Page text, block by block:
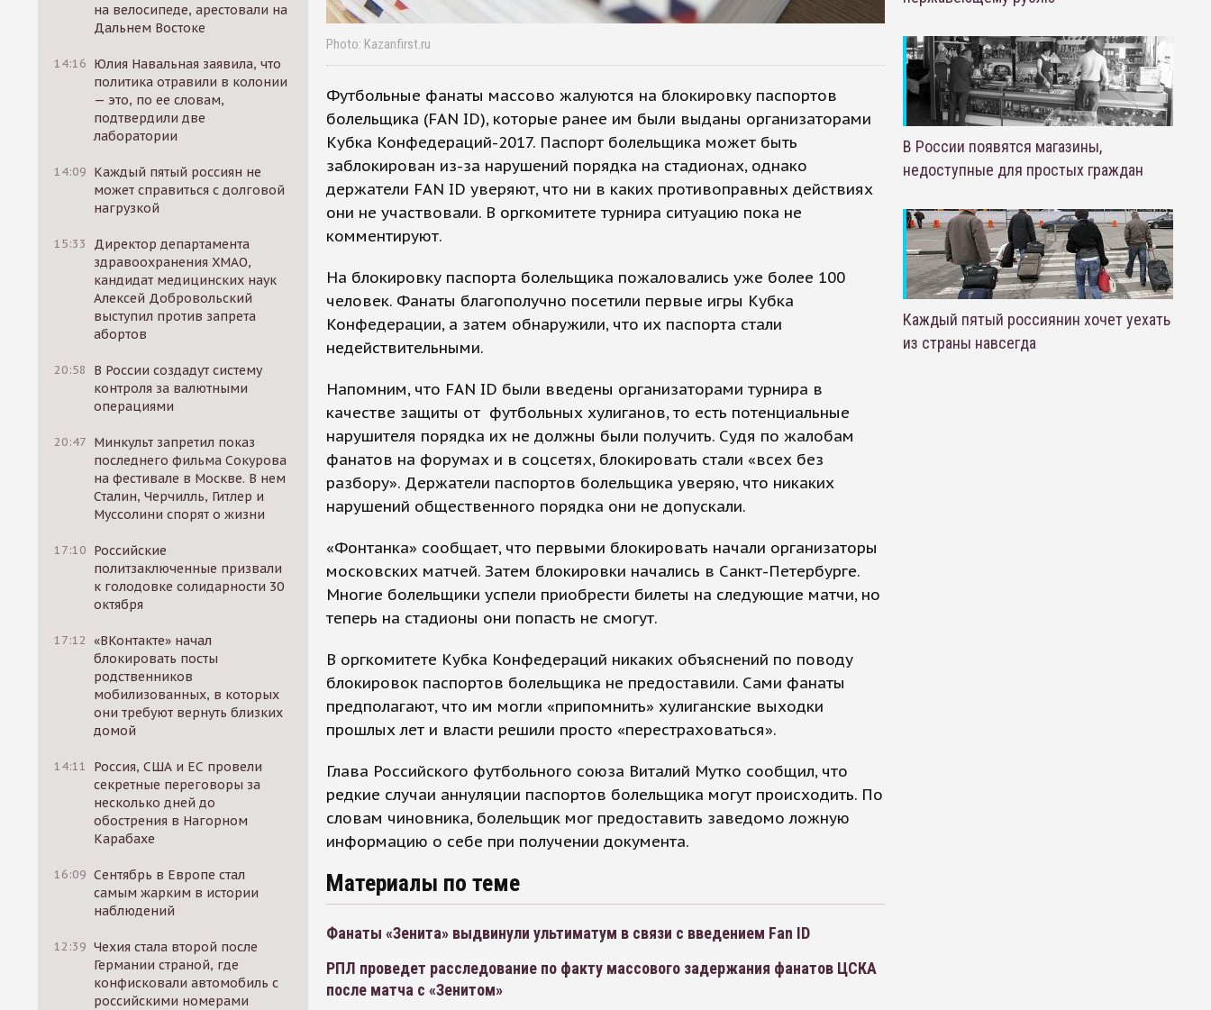
на велосипеде, арестовали на
Дальнем Востоке
14:16 Юлия Навальная заявила, что
политика отравили в колонии
— это, по ее словам,
подтвердили две
лаборатории
14:09 Каждый пятый россиян не
может справиться с долговой
нагрузкой
15:33
Директор департамента
здравоохранения ХМАО,
кандидат медицинских наук
Алексей Добровольский
выступил против запрета
абортов
20:58
В России создадут систему
контроля за валютными
операциями
20:47 Минкульт запретил показ
последнего фильма Сокурова
на фестивале в Москве. В нем
Сталин, Черчилль, Гитлер и
Муссолини спорят о жизни
17:10 Российские
политзаключенные призвали
к голодовке солидарности 30
октября
17:12 «ВКонтакте» начал
блокировать посты
родственников
мобилизованных, в которых
они требуют вернуть близких
домой
14:11
Россия, США и ЕС провели
секретные переговоры за
несколько дней до
обострения в Нагорном
Карабахе
16:09 Сентябрь в Европе стал
самым жарким в истории
наблюдений
12:39 Чехия стала второй после
Германии страной, где
конфисковали автомобиль с
российскими номерами
Photo: Kazanfirst.ru
Футбольные фанаты массово жалуются на блокировку паспортов
болельщика (FAN ID), которые ранее им были выданы организаторами
Кубка Конфедераций-2017. Паспорт болельщика может быть
заблокирован из-за нарушений порядка на стадионах, однако
держатели FAN ID уверяют, что ни в каких противоправных действиях
они не участвовали. В оргкомитете турнира ситуацию пока не
комментируют.
На блокировку паспорта болельщика пожаловались уже более 100
человек. Фанаты благополучно посетили первые игры Кубка
Конфедерации, а затем обнаружили, что их паспорта стали
недействительными.
Напомним, что FAN ID были введены организаторами турнира в
качестве защиты от футбольных хулиганов, то есть потенциальные
нарушителя порядка их не должны были получить. Судя по жалобам
фанатов на форумах и в соцсетях, блокировать стали «всех без
разбору». Держатели паспортов болельщика уверяю, что никаких
нарушений общественного порядка они не допускали.
«Фонтанка» сообщает, что первыми блокировать начали организаторы
московских матчей. Затем блокировки начались в Санкт-Петербурге.
Многие болельщики успели приобрести билеты на следующие матчи, но
теперь на стадионы они попасть не смогут.
В оргкомитете Кубка Конфедераций никаких объяснений по поводу
блокировок паспортов болельщика не предоставили. Сами фанаты
предполагают, что им могли «припомнить» хулиганские выходки
прошлых лет и власти решили просто «перестраховаться».
Глава Российского футбольного союза Виталий Мутко сообщил, что
редкие случаи аннуляции паспортов болельщика могут происходить. По
словам чиновника, болельщик мог предоставить заведомо ложную
информацию о себе при получении документа.
Материалы по теме
Фанаты «Зенита» выдвинули ультиматум в связи с введением Fan ID
РПЛ проведет расследование по факту массового задержания фанатов ЦСКА
после матча с «Зенитом»
В России появятся магазины,
недоступные для простых граждан
Каждый пятый россиянин хочет уехать
из страны навсегда